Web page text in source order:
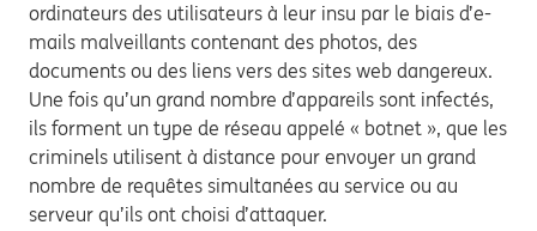
ordinateurs des utilisateurs à leur insu par le biais d’e-
mails malveillants contenant des photos, des
documents ou des liens vers des sites web dangereux.
Une fois qu’un grand nombre d’appareils sont infectés,
ils forment un type de réseau appelé « botnet », que les
criminels utilisent à distance pour envoyer un grand
nombre de requêtes simultanées au service ou au
serveur qu’ils ont choisi d’attaquer.